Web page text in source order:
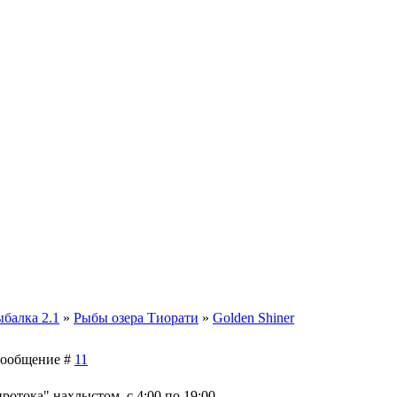
2.1 » Рыбы озера Тиорати » Golden Shiner
# 11